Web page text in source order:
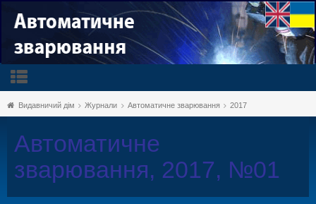
Видавничий дім Журнали Автоматичне зварювання 2017
Автоматичне
зварювання, 2017, №01